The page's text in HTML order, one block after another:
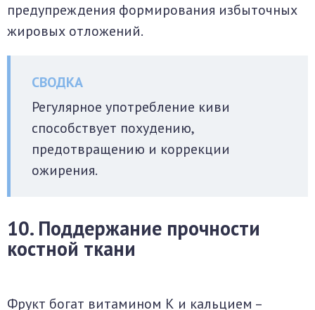
предупреждения формирования избыточных
жировых отложений.
Регулярное употребление киви
способствует похудению,
предотвращению и коррекции
ожирения.
10. Поддержание прочности
костной ткани
Фрукт богат витамином К и кальцием –